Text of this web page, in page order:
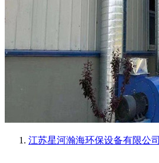
江苏星河瀚海环保设备有限公司